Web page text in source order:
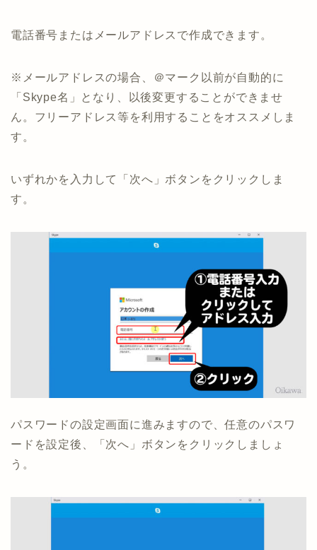
電話番号またはメールアドレスで作成できます。
※メールアドレスの場合、＠マーク以前が自動的に
「Skype名」となり、以後変更することができませ
ん。フリーアドレス等を利用することをオススメしま
す。
いずれかを入力して「次へ」ボタンをクリックしま
す。
パスワードの設定画面に進みますので、任意のパスワ
ードを設定後、「次へ」ボタンをクリックしましょ
う。